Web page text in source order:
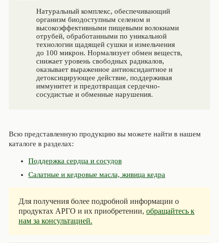
Натуральный комплекс, обеспечивающий
организм биодоступным селеном и
высокоэффективными пищевыми волокнами
отрубей, обработанными по уникальной
технологии щадящей сушки и измельчения
до 100 микрон. Нормализует обмен веществ,
снижает уровень свободных радикалов,
оказывает выраженное антиоксидантное и
детоксицирующее действие, поддерживая
иммунитет и предотвращая сердечно-
сосудистые и обменные нарушения.
Всю представленную продукцию вы можете найти в нашем
каталоге в разделах:
Поддержка сердца и сосудов
Салатные и кедровые масла, живица кедра
Для получения более подробной информации о
продуктах АРГО и их приобретении, обращайтесь к
нам за консультацией.